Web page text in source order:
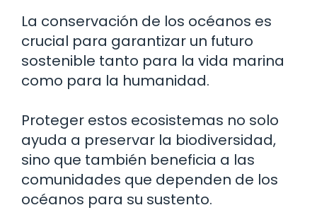
La conservación de los océanos es
crucial para garantizar un futuro
sostenible tanto para la vida marina
como para la humanidad.
Proteger estos ecosistemas no solo
ayuda a preservar la biodiversidad,
sino que también beneficia a las
comunidades que dependen de los
océanos para su sustento.